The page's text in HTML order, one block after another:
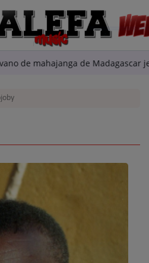
sylvano de mahajanga de